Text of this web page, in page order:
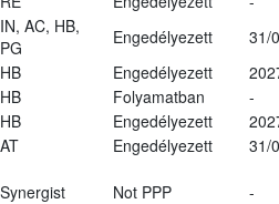
IN, AC, HB,
PG
Engedélyezett
31/
HB Engedélyezett
HB Folyamatban
-
HB Engedélyezett
AT Engedélyezett
31/
Synergist Not PPP -